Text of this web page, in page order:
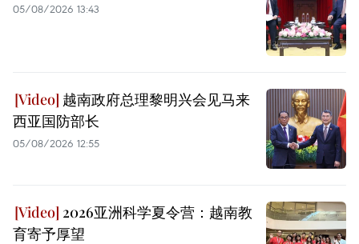
05/08/2026 13:43
越南政府总理黎明兴会见马来
西亚国防部长
05/08/2026 12:55
2026亚洲科学夏令营：越南教
育寄予厚望